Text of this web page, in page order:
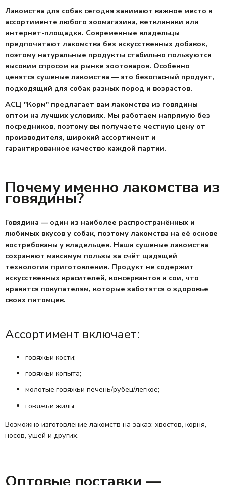
Лакомства для собак сегодня занимают важное место в
ассортименте любого зоомагазина, ветклиники или
интернет-площадки. Современные владельцы
предпочитают лакомства без искусственных добавок,
поэтому натуральные продукты стабильно пользуются
высоким спросом на рынке зоотоваров. Особенно
ценятся сушеные лакомства — это безопасный продукт,
подходящий для собак разных пород и возрастов.
АСЦ "Корм" предлагает вам лакомства из говядины
оптом на лучших условиях. Мы работаем напрямую без
посредников, поэтому вы получаете честную цену от
производителя, широкий ассортимент и
гарантированное качество каждой партии.
Почему именно лакомства из
говядины?
Говядина — один из наиболее распространённых и
любимых вкусов у собак, поэтому лакомства на её основе
востребованы у владельцев. Наши сушеные лакомства
сохраняют максимум пользы за счёт щадящей
технологии приготовления. Продукт не содержит
искусственных красителей, консервантов и сои, что
нравится покупателям, которые заботятся о здоровье
своих питомцев.
Ассортимент включает:
говяжьи кости;
говяжьи копыта;
молотые говяжьи печень/рубец/легкое;
говяжьи жилы.
Возможно изготовление лакомств на заказ: хвостов, корня,
носов, ушей и других.